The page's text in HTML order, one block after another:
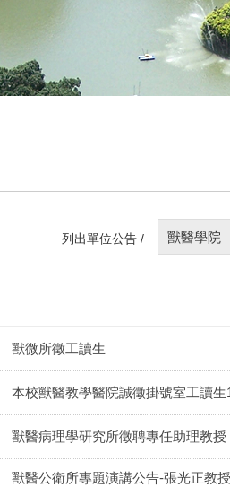
列出單位公告 / 獸醫學院
獸微所徵工讀生
本校獸醫教學醫院誠徵掛號室工讀生
獸醫病理學研究所徵聘專任助理教授
獸醫公衛所專題演講公告-張光正教